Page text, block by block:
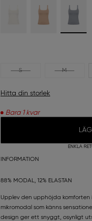
S M
Hitta din storlek
Bara 1 kvar
ENKLA
INFORMATION
88% MODAL, 12% ELASTAN
Upplev den upphöjda komforten
mikromodal som känns
design ger ett snyggt, osynligt